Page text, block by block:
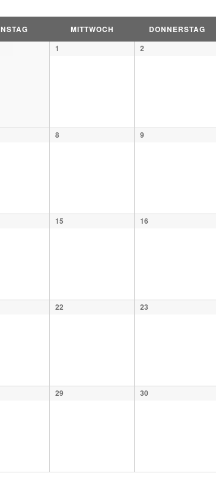
MITTWOCH DONNERSTAG
1 2
8 9
15 16
22 23
29 30